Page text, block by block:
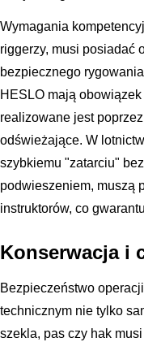
Wymagania
riggerzy, musi posiadać
bezpiecznego
HESLO mają
realizowane jest
odświeżające. W
szybkiemu "zatarciu"
podwieszeniem, muszą
instruktorów, co
Konserwacja i
Bezpieczeństwo
technicznym nie tylko
szekla, pas czy hak